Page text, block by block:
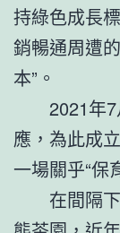
持綠色成長
銷暢通周遭
本”。
2021年
應，為此成
一場關乎“保
在間隔